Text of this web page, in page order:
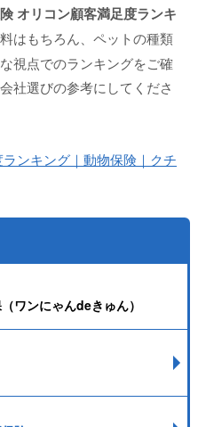
オリコン顧客満足度ランキ
はもちろん、ペットの種類
視点でのランキングをご確
社選びの参考にしてくださ
ンキング｜動物保険｜クチ
ワンにゃんdeきゅん）